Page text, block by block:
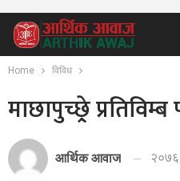
Home विविध
माछापुच्छ्रे्
आर्थिक आवाज २०७६